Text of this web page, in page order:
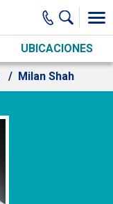
UBICACIONES
Milan Shah